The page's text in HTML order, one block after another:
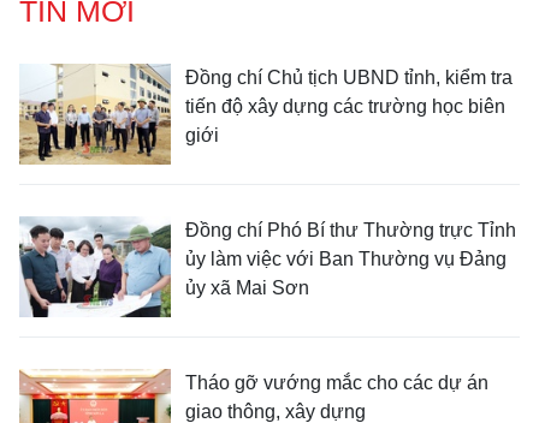
TIN MỚI
Đồng chí Chủ tịch UBND tỉnh, kiểm tra
tiến độ xây dựng các trường học biên
giới
Đồng chí Phó Bí thư Thường trực Tỉnh
ủy làm việc với Ban Thường vụ Đảng
ủy xã Mai Sơn
Tháo gỡ vướng mắc cho các dự án
giao thông, xây dựng